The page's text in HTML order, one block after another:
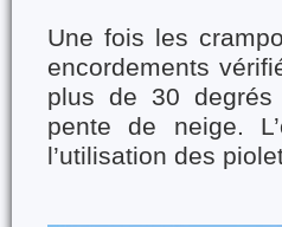
Une fois les
encordements
plus de 30 degrés
pente de neige.
l’utilisation des